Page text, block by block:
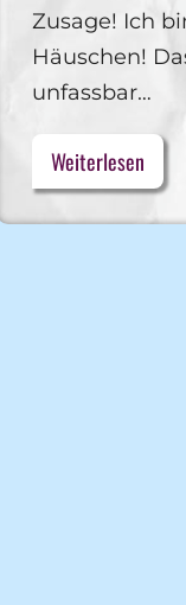
Zusage! Ich
Häuschen!
unfassbar…
Weiterlesen